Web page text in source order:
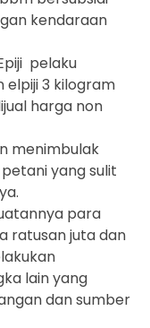
kendaraan
pelaku
elpiji 3 kilogram
harga non
menimbulak
yang sulit
para
ratusan juta dan
lain yang
dan sumber